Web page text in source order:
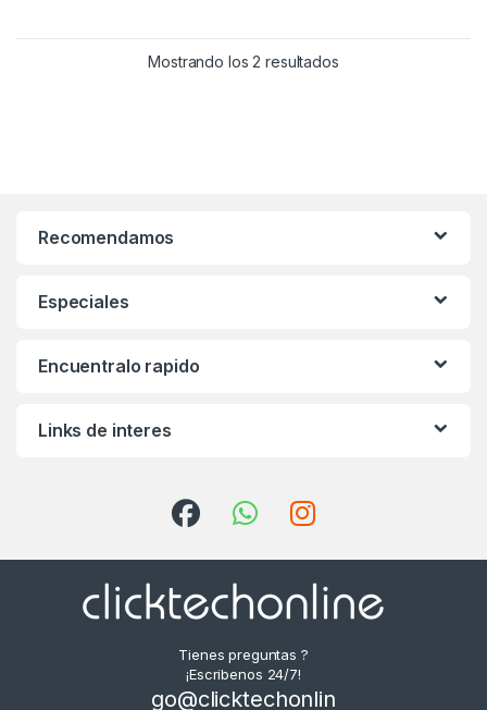
Mostrando los 2 resultadosOrdenado por los
Recomendamos
Especiales
Encuentralo rapido
Links de interes
Tienes preguntas ?
¡Escribenos 24/7!
go@clicktechonlin